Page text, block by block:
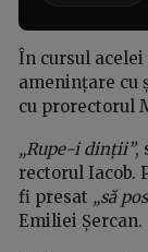
În cursul
amenințare cu
cu prorectorul
„Rupe-i dinții”,
rectorul Iacob.
fi presat „să
Emiliei Șercan.